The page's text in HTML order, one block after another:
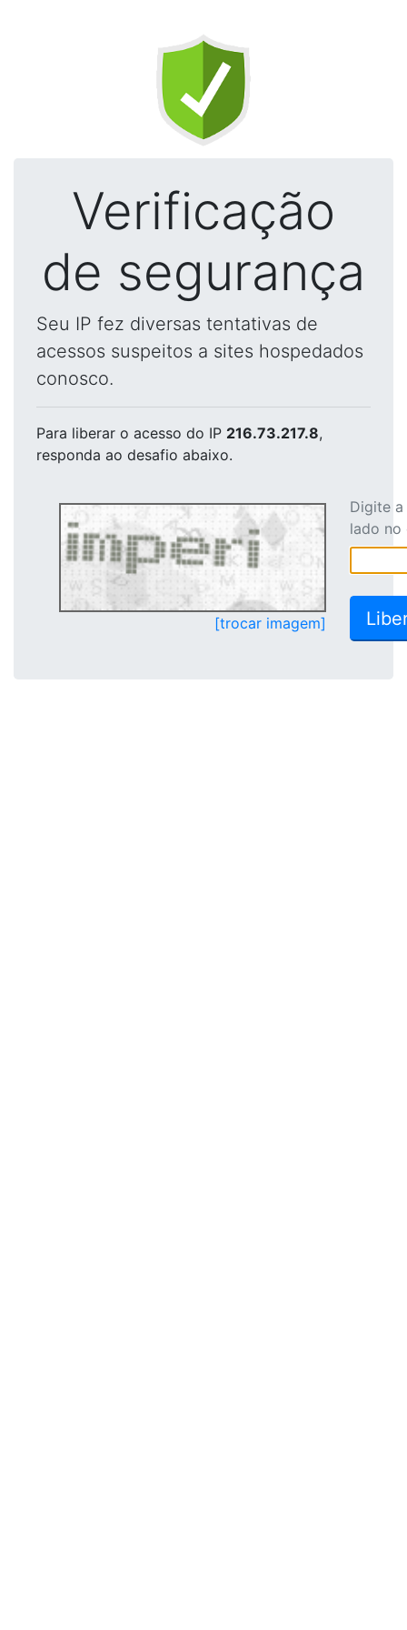
Verificação
de segurança
Seu IP fez diversas tentativas de
acessos suspeitos a sites hospedados
conosco.
Para liberar o acesso do IP 216.73.217.8,
responda ao desafio abaixo.
[trocar imagem]
Digite
lado no